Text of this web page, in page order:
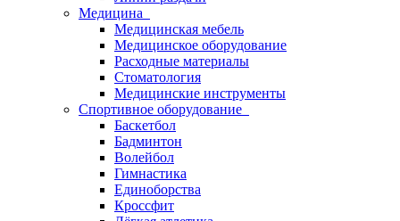
Медицина
Медицинская мебель
Медицинское оборудование
Расходные материалы
Стоматология
Медицинские инструменты
Спортивное оборудование
Баскетбол
Бадминтон
Волейбол
Гимнастика
Единоборства
Кроссфит